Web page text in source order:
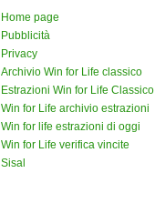
Home page
Pubblicità
Privacy
Archivio Win for Life classico
Estrazioni Win for Life Classico
Win for Life archivio estrazioni
Win for life estrazioni di oggi
Win for Life verifica vincite
Sisal